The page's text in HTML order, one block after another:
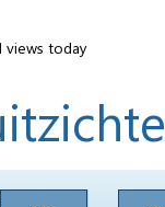
views today